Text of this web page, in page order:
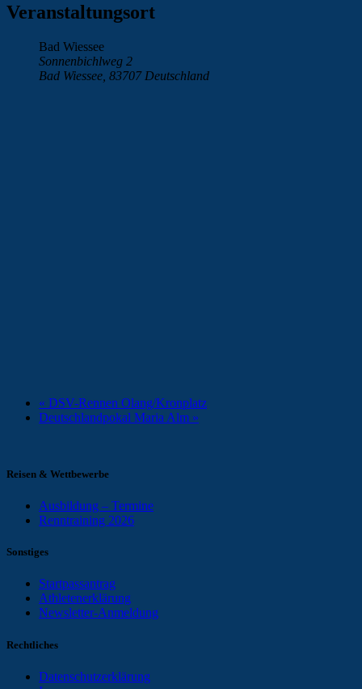
Veranstaltungsort
Bad Wiessee
Sonnenbichlweg 2
Bad Wiessee 83707 Deutschland
« DSV-Rennen Olang/Kronplatz
Deutschlandpokal Maria Alm »
Reisen & Wettbewerbe
Ausbildung – Termine
Renntraining 2026
Sonstiges
Startpassantrag
Athletenerklärung
Newsletter-Anmeldung
Rechtliches
Datenschutzerklärung